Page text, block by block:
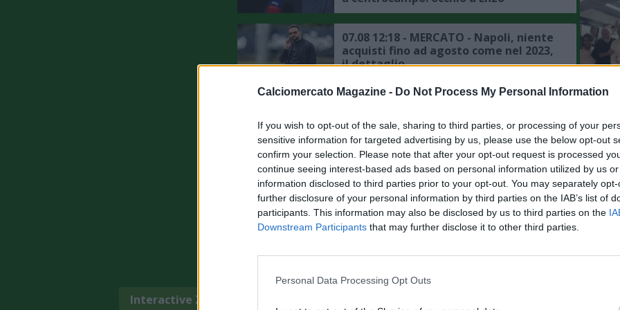
Calciomercato Magazine - Do Not Process My Personal Information
If you wish to opt-out of the sale, sharing to third parties, or processing of your
sensitive information for targeted advertising by us, please use the below opt-out
confirm your selection. Please note that after your opt-out request is processed
continue seeing interest-based ads based on personal information utilized by us
information disclosed to third parties prior to your opt-out. You may separately
further disclosure of your personal information by third parties on the IAB’s list of
participants. This information may also be disclosed by us to third parties on the
Downstream Participants that may further disclose it to other third parties.
Personal Data Processing Opt Outs
Interactive Zone
Fernandez
07.08 12:18 - MERCATO - Napoli, niente
acquisti fino ad agosto come nel 2023,
il dettaglio
club di Serie A
07.08 11:31 - MERCATO - Juventus,
Trubin occasione per la porta: il
Benfica lo mette fuori
07.08 11:23 - MERCATO - Romero dice sì
tratta col Tottenham
del